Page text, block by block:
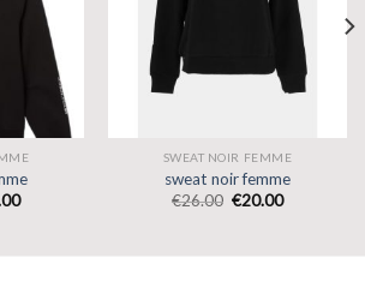
SWEAT NOIR FEMME
sweat noir femme
€26.00 €20.00